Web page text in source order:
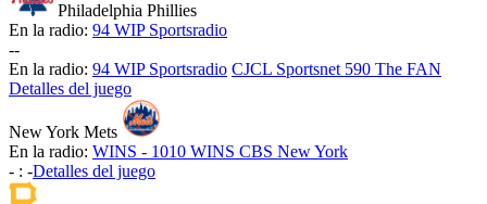
Philadelphia Phillies
En la radio: 94 WIP Sportsradio
--
En la radio: 94 WIP Sportsradio CJCL Sportsnet 590 The FAN
Detalles del juego
New York Mets
En la radio: WINS - 1010 WINS CBS New York
- : -Detalles del juego